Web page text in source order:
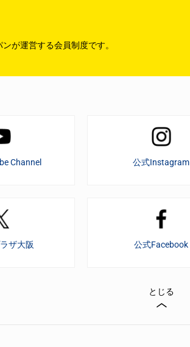
が運営する会員制度です。
Channel 公式Instagram
ザ大阪 公式Facebook
とじる